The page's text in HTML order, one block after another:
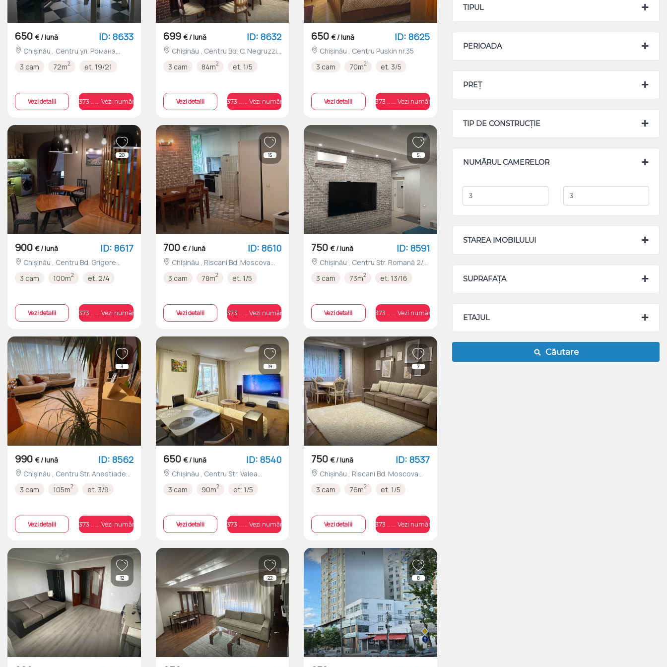
TIPUL
PERIOADA
PREȚ
TIP DE CONSTRUCȚIE
NUMĂRUL CAMERELOR
STAREA IMOBILULUI
SUPRAFAȚA
ETAJUL
Căutare
650 € / lună ID: 8633
3 cam 72m2 et. 19/21
Vezi detalii +373 .. ... Vezi numărul
699 € / lună ID: 8632
3 cam 84m2 et. 1/5
Vezi detalii +373 .. ... Vezi numărul
650 € / lună ID: 8625
Chișinău , Centru Puskin nr.35
3 cam
70m2 et. 3/5
Vezi detalii +373 .. ... Vezi numărul
20
900 € / lună ID: 8617
3 cam 100m2 et. 2/4
Vezi detalii +373 .. ... Vezi numărul
15
700 € / lună ID: 8610
3 cam 78m2 et. 1/5
Vezi detalii +373 .. ... Vezi numărul
5
750 € / lună ID: 8591
3 cam 73m2 et. 13/16
Vezi detalii +373 .. ... Vezi numărul
3
990 € / lună ID: 8562
3 cam 105m2 et. 3/9
Vezi detalii +373 .. ... Vezi numărul
19
650 € / lună ID: 8540
3 cam 90m2 et. 1/5
Vezi detalii +373 .. ... Vezi numărul
7
750 € / lună ID: 8537
3 cam 76m2 et. 1/5
Vezi detalii +373 .. ... Vezi numărul
12 22 8